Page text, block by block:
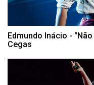
Edmundo Inácio -
Cegas